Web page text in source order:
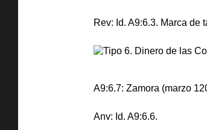
Rev: Id. A9:6.3. Marca de
A9:6.7: Zamora (marzo
Anv: Id. A9:6.6.